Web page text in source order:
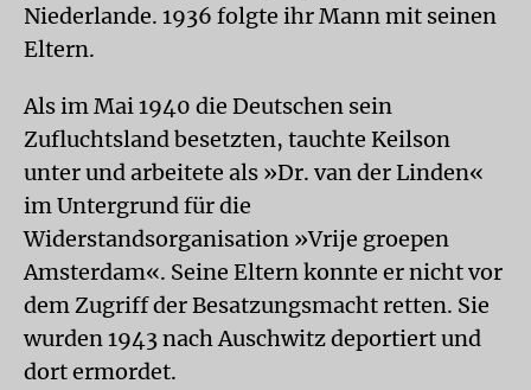
Niederlande. 1936 folgte ihr Mann mit seinen
Eltern.
Als im Mai 1940 die Deutschen sein
Zufluchtsland besetzten, tauchte Keilson
unter und arbeitete als »Dr. van der Linden«
im Untergrund für die
Widerstandsorganisation »Vrije groepen
Amsterdam«. Seine Eltern konnte er nicht vor
dem Zugriff der Besatzungsmacht retten. Sie
wurden 1943 nach Auschwitz deportiert und
dort ermordet.